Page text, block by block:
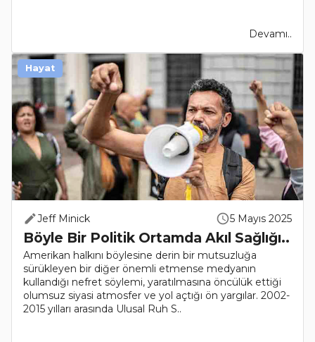
Devamı..
Jeff Minick 5 Mayıs 2025
Böyle Bir Politik Ortamda Akıl Sağlığı..
Amerikan halkını böylesine derin bir mutsuzluğa
sürükleyen bir diğer önemli etmense medyanın
kullandığı nefret söylemi, yaratılmasına öncülük ettiği
olumsuz siyasi atmosfer ve yol açtığı ön yargılar. 2002-
2015 yılları arasında Ulusal Ruh S..
Hayat